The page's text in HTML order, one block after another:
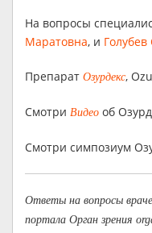
На вопросы
Маратовна, и
Препарат Озурдекс,
Смотри Видео об
Смотри симпозиум
Ответы на вопросы
портала Орган зрения